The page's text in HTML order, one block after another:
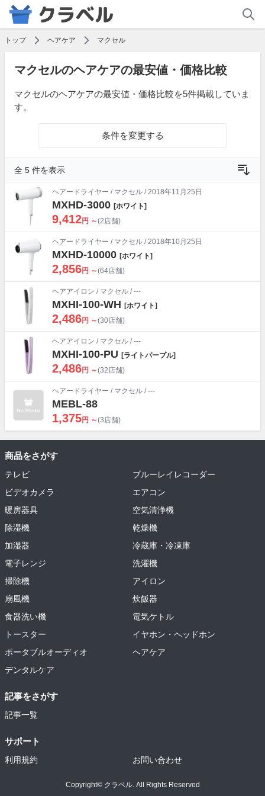
トップ ヘアケア マクセル
マクセルのヘアケアの最安値・価格比較
マクセルのヘアケアの最安値・価格比較を5件掲載していま
す。
条件を変更する
全 5 件を表示
ヘアードライヤー / マクセル / 2018年11月25日
MXHD-3000 [ホワイト]
9,412円 ～(2店舗)
ヘアードライヤー / マクセル / 2018年10月25日
MXHD-10000 [ホワイト]
2,856円 ～(64店舗)
ヘアアイロン / マクセル / ---
MXHI-100-WH [ホワイト]
2,486円 ～(30店舗)
ヘアアイロン / マクセル / ---
MXHI-100-PU [ライトパープル]
2,486円 ～(32店舗)
ヘアードライヤー / マクセル / ---
MEBL-88
1,375円 ～(3店舗)
商品をさがす
テレビ
ブルーレイレコーダー
ビデオカメラ
エアコン
暖房器具
空気清浄機
除湿機
乾燥機
加湿器
冷蔵庫・冷凍庫
電子レンジ
洗濯機
掃除機
アイロン
扇風機
炊飯器
食器洗い機
電気ケトル
トースター
イヤホン・ヘッドホン
ポータブルオーディオ
ヘアケア
デンタルケア
記事をさがす
記事一覧
サポート
利用規約 お問い合わせ
Copyright© クラベル. All Rights Reserved